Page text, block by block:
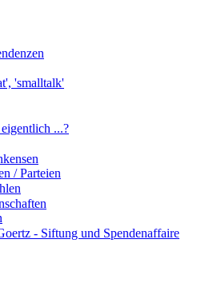
'smalltalk'
...?
/ Parteien
- Siftung und Spendenaffaire